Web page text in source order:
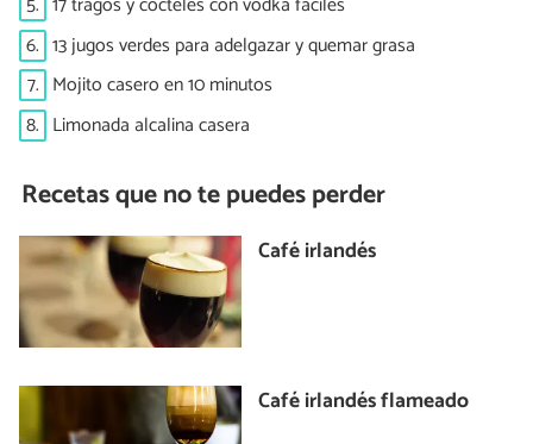
6. 13 jugos verdes para adelgazar y quemar grasa
7. Mojito casero en 10 minutos
8. Limonada alcalina casera
Recetas que no te puedes perder
Café irlandés
Café irlandés flameado